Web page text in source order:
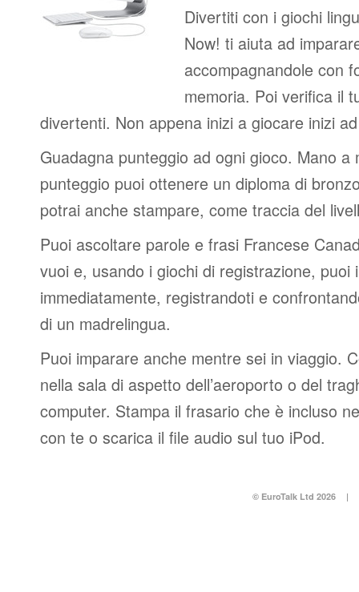
Divertiti con i giochi
Now! ti aiuta ad
accompagnandole con
memoria. Poi verifica il
divertenti. Non appena inizi a giocare inizi
Guadagna punteggio ad ogni gioco. Mano a
punteggio puoi ottenere un diploma di
potrai anche stampare, come traccia del
Puoi ascoltare parole e frasi Francese
vuoi e, usando i giochi di registrazione, puoi
immediatamente, registrandoti e
di un madrelingua.
Puoi imparare anche mentre sei in viaggio.
nella sala di aspetto dell’aeroporto o del
computer. Stampa il frasario che è incluso
con te o scarica il file audio sul tuo iPod.
© EuroTalk Ltd 2026 |